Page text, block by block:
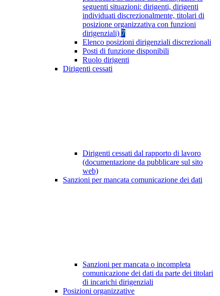
seguenti situazioni: dirigenti, dirigenti
individuati discrezionalmente, titolari di
posizione organizzativa con funzioni
dirigenziali) 7
Elenco posizioni dirigenziali discrezionali
Posti di funzione disponibili
Ruolo dirigenti
Dirigenti cessati
Dirigenti cessati dal rapporto di lavoro
(documentazione da pubblicare sul sito
web)
Sanzioni per mancata comunicazione dei dati
Sanzioni per mancata o incompleta
comunicazione dei dati da parte dei titolari
di incarichi dirigenziali
Posizioni organizzative